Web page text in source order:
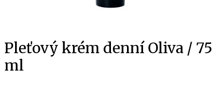
Pleťový krém denní Oliva / 75
ml